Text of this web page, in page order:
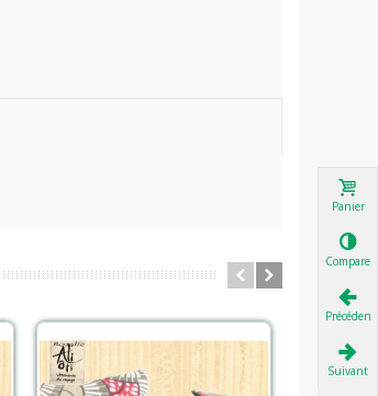
Panier
Comparer
Précédent
Suivant